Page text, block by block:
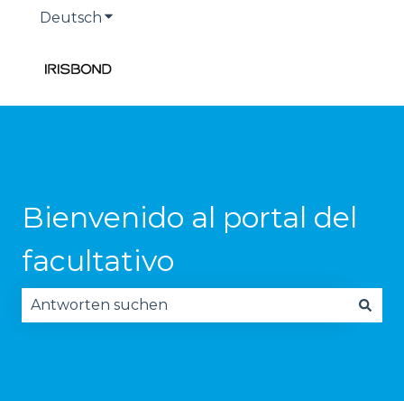
Deutsch Untermenü für Übersetzungen
Bienvenido al portal del
facultativo